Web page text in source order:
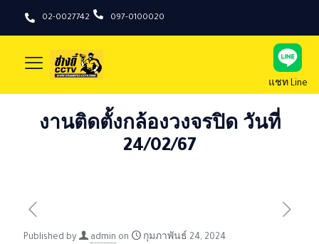
02-0027742 097-0100020
แชท Line
งานติดตั้งกล้องวงจรปิด วันที่
24/02/67
Published by admin on กุมภาพันธ์ 24, 2024